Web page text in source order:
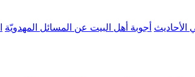
الأحاديث أجوبة أهل البيت عن المسائل المهدويّة